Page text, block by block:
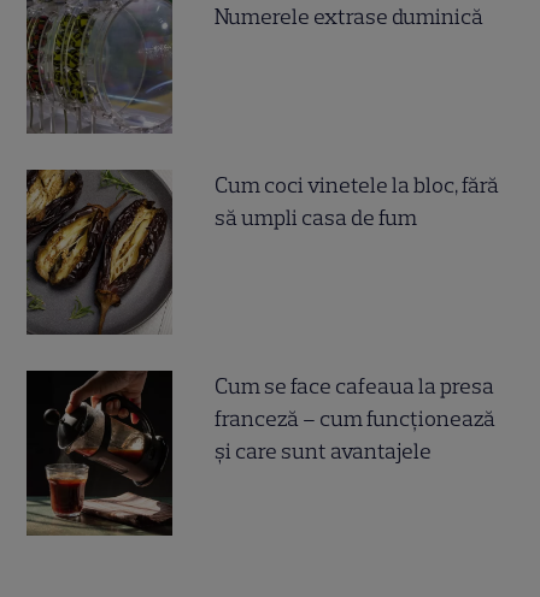
Numerele extrase duminică
Cum coci vinetele la bloc, fără
să umpli casa de fum
Cum se face cafeaua la presa
franceză – cum funcționează
și care sunt avantajele